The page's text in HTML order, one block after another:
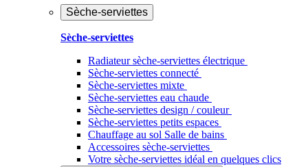
Sèche-serviettes
Sèche-serviettes
Radiateur sèche-serviettes électrique
Sèche-serviettes connecté
Sèche-serviettes mixte
Sèche-serviettes eau chaude
Sèche-serviettes design / couleur
Sèche-serviettes petits espaces
Chauffage au sol Salle de bains
Accessoires sèche-serviettes
Votre sèche-serviettes idéal en quelques clics